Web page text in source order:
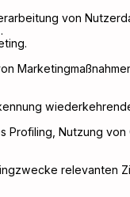
von
Profiling, Nutzung von
relevanten